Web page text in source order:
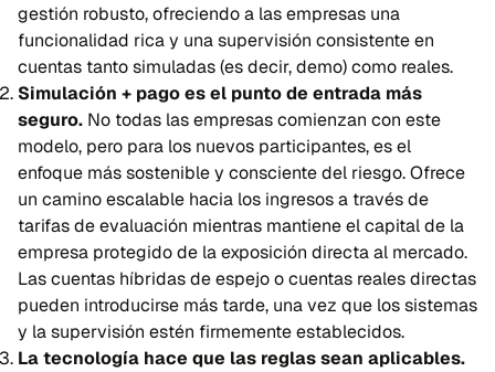
gestión robusto, ofreciendo a las empresas una
funcionalidad rica y una supervisión consistente en
cuentas tanto simuladas (es decir, demo) como reales.
Simulación + pago es el punto de entrada más
seguro. No todas las empresas comienzan con este
modelo, pero para los nuevos participantes, es el
enfoque más sostenible y consciente del riesgo. Ofrece
un camino escalable hacia los ingresos a través de
tarifas de evaluación mientras mantiene el capital de la
empresa protegido de la exposición directa al mercado.
Las cuentas híbridas de espejo o cuentas reales directas
pueden introducirse más tarde, una vez que los sistemas
y la supervisión estén firmemente establecidos.
La tecnología hace que las reglas sean aplicables.